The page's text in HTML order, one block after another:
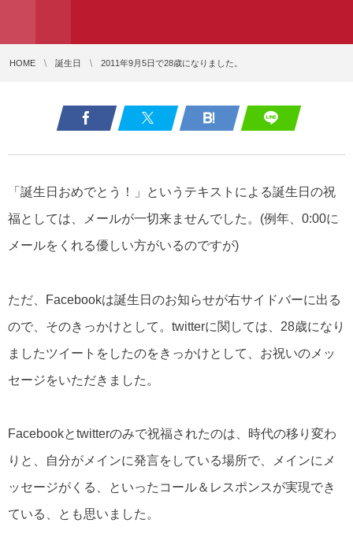
HOME 誕生日 2011年9月5日で28歳になりました。
「誕生日おめでとう！」というテキストによる誕生日の祝
福としては、メールが一切来ませんでした。(例年、0:00に
メールをくれる優しい方がいるのですが)
ただ、Facebookは誕生日のお知らせが右サイドバーに出る
ので、そのきっかけとして。twitterに関しては、28歳になり
ましたツイートをしたのをきっかけとして、お祝いのメッ
セージをいただきました。
Facebookとtwitterのみで祝福されたのは、時代の移り変わ
りと、自分がメインに発言をしている場所で、メインにメ
ッセージがくる、といったコール＆レスポンスが実現でき
ている、とも思いました。